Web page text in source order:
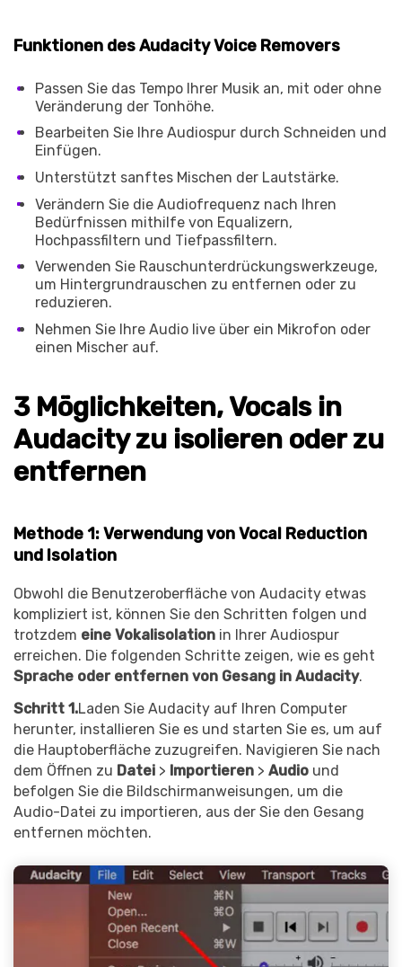
Funktionen des Audacity Voice Removers
Passen Sie das Tempo Ihrer Musik an, mit oder ohne
Veränderung der Tonhöhe.
Bearbeiten Sie Ihre Audiospur durch Schneiden und
Einfügen.
Unterstützt sanftes Mischen der Lautstärke.
Verändern Sie die Audiofrequenz nach Ihren
Bedürfnissen mithilfe von Equalizern,
Hochpassfiltern und Tiefpassfiltern.
Verwenden Sie Rauschunterdrückungswerkzeuge,
um Hintergrundrauschen zu entfernen oder zu
reduzieren.
Nehmen Sie Ihre Audio live über ein Mikrofon oder
einen Mischer auf.
3 Möglichkeiten, Vocals in
Audacity zu isolieren oder zu
entfernen
Methode 1: Verwendung von Vocal Reduction
und Isolation
Obwohl die Benutzeroberfläche von Audacity etwas
kompliziert ist, können Sie den Schritten folgen und
trotzdem eine Vokalisolation in Ihrer Audiospur
erreichen. Die folgenden Schritte zeigen, wie es geht
Sprache oder entfernen von Gesang in Audacity.
Schritt 1.Laden Sie Audacity auf Ihren Computer
herunter, installieren Sie es und starten Sie es, um auf
die Hauptoberfläche zuzugreifen. Navigieren Sie nach
dem Öffnen zu Datei > Importieren > Audio und
befolgen Sie die Bildschirmanweisungen, um die
Audio-Datei zu importieren, aus der Sie den Gesang
entfernen möchten.